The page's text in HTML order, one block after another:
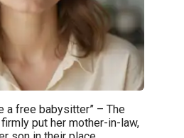
a free babysitter” – The
put her mother-in-law,